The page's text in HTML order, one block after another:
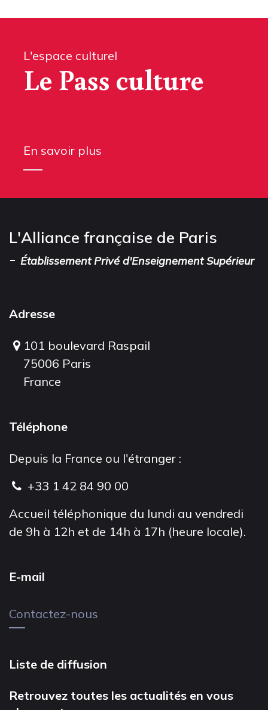
L'espace culturel
Le Pass culture
En savoir plus
L'Alliance française de Paris
- Établissement Privé d'Enseignement Supérieur
Adresse
101 boulevard Raspail
75006 Paris
France
Téléphone
Depuis la France ou l'étranger :
+33 1 42 84 90 00
Accueil téléphonique du lundi au vendredi
de 9h à 12h et de 14h à 17h (heure locale).
E-mail
Contactez-nous
Liste de diffusion
Retrouvez toutes les actualités en vous